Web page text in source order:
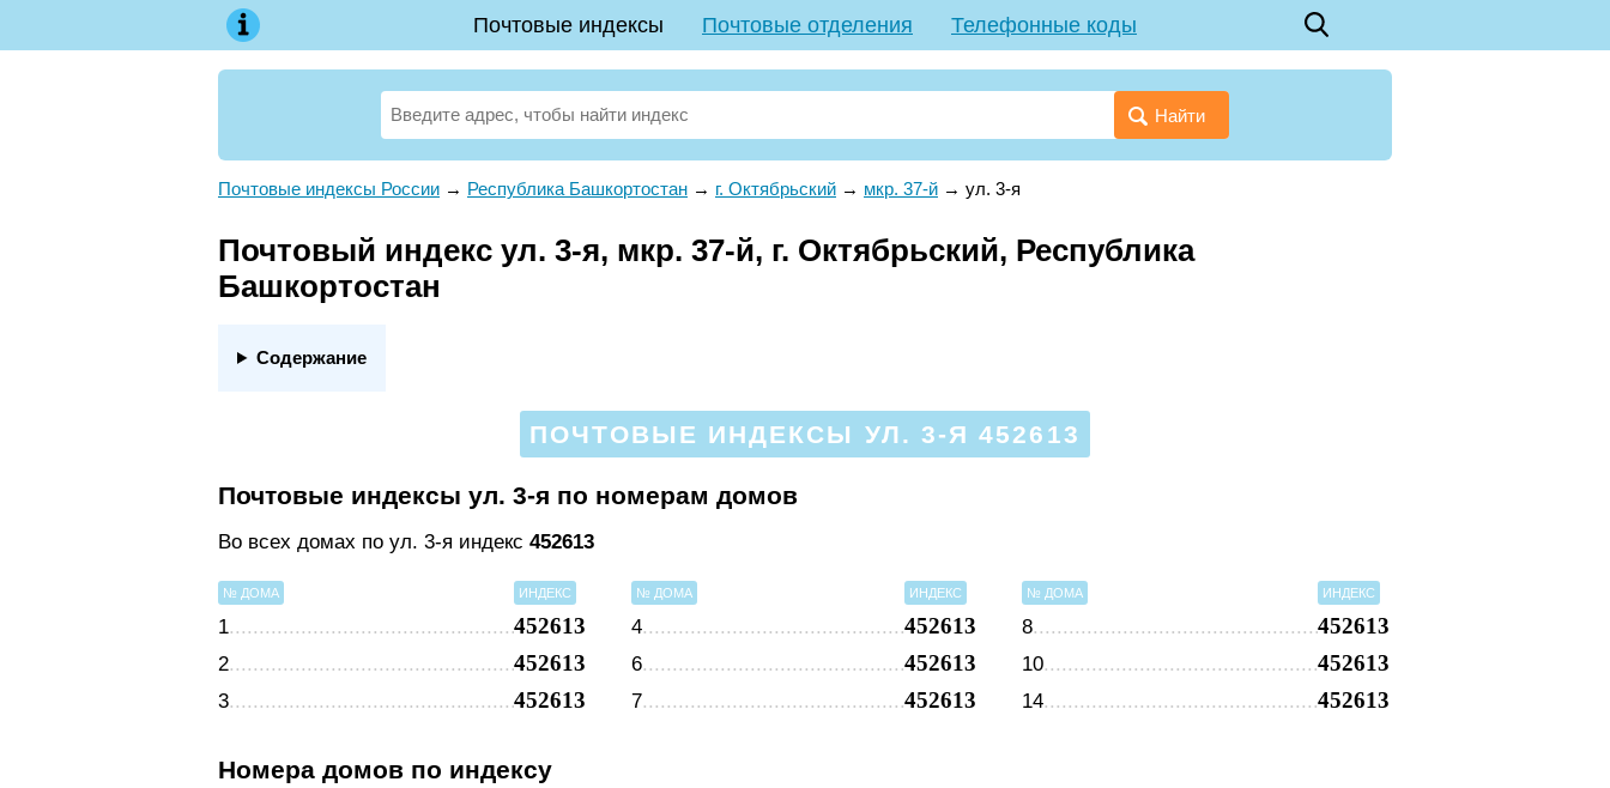
Почтовые индексы Почтовые отделения Телефонные коды
Найти
Почтовые индексы России → Республика Башкортостан → г. Октябрьский → мкр. 37-й → ул. 3-я
Почтовый индекс ул. 3-я, мкр. 37-й, г. Октябрьский, Республика
Башкортостан
Содержание
ПОЧТОВЫЕ ИНДЕКСЫ УЛ. 3-Я 452613
Почтовые индексы ул. 3-я по номерам домов
Во всех домах по ул. 3-я индекс 452613
№ ДОМА ИНДЕКС
1 452613
2 452613
3 452613
№ ДОМА ИНДЕКС
4 452613
6 452613
7 452613
№ ДОМА ИНДЕКС
8 452613
10 452613
14 452613
Номера домов по индексу